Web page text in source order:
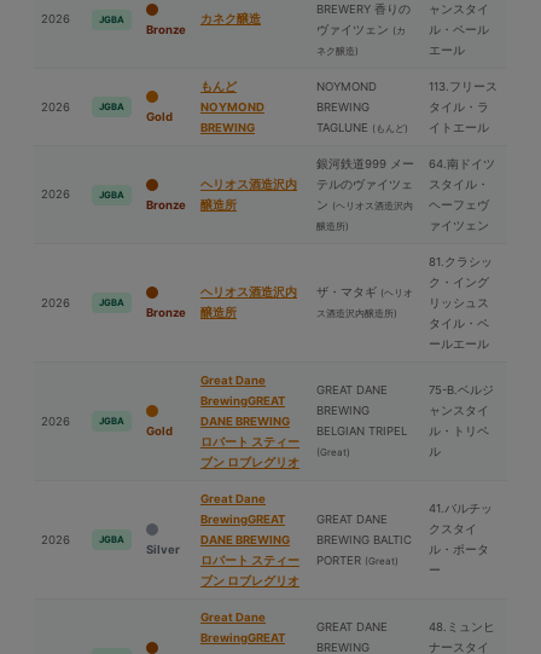
2026 JGBA
Bronze
カネク醸造
BREWERY 香りの
ヴァイツェン (カ
ネク醸造)
ャンスタイ
ル・ペール
エール
2026 JGBA
Gold
もんど
NOYMOND
BREWING
NOYMOND
BREWING
TAGLUNE (もんど)
113.フリース
タイル・ラ
イトエール
2026 JGBA
Bronze
ヘリオス酒造沢内
醸造所
銀河鉄道999 メー
テルのヴァイツェ
ン (ヘリオス酒造沢内
醸造所)
64.南ドイツ
スタイル・
ヘーフェヴ
ァイツェン
2026 JGBA
Bronze
ヘリオス酒造沢内
醸造所
ザ・マタギ (ヘリオ
ス酒造沢内醸造所)
81.クラシッ
ク・イング
リッシュス
タイル・ペ
ールエール
2026 JGBA
Gold
Great Dane
BrewingGREAT
DANE BREWING
ロバート スティー
ブン ロブレグリオ
GREAT DANE
BREWING
BELGIAN TRIPEL
(Great)
75-B.ベルジ
ャンスタイ
ル・トリペ
ル
2026 JGBA
Silver
Great Dane
BrewingGREAT
DANE BREWING
ロバート スティー
ブン ロブレグリオ
GREAT DANE
BREWING BALTIC
PORTER (Great)
41.バルチッ
クスタイ
ル・ポータ
ー
Great Dane
BrewingGREAT
GREAT DANE
BREWING
48.ミュンヒ
ナースタイ